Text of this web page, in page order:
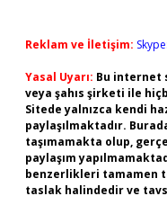
Reklam ve İletişim:
Yasal Uyarı: Bu internet
veya şahıs şirketi ile
Sitede yalnızca kendi
paylaşılmaktadır.
taşımamakta olup,
paylaşım
benzerlikleri tamamen
taslak halindedir ve